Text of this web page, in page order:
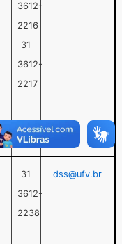
3612-
2216
31
3612-
2217
31
3612-
2238
dss@ufv.br